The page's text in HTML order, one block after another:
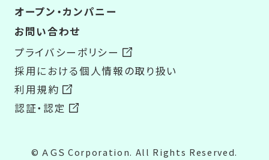
オープン・カンパニー
お問い合わせ
© ＡＧＳ Corporation. All Rights Reserved.
プライバシーポリシー
採用における個人情報の取り扱い
利用規約
認証・認定